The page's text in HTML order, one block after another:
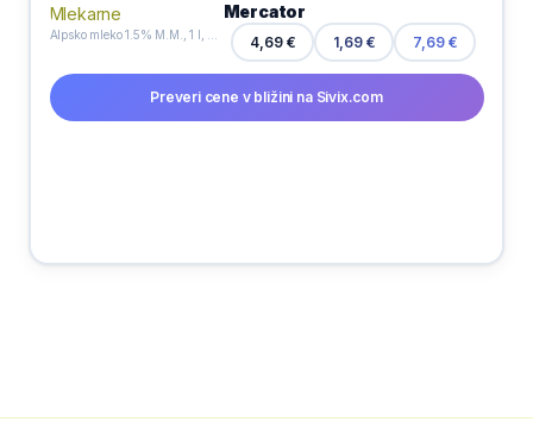
Mercator
4,69 € 1,69 € 7,69 €
Preveri cene v bližini na Sivix.com